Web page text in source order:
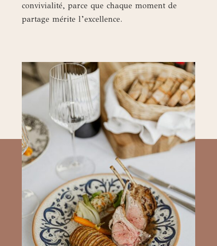
convivialité, parce que chaque moment de
partage mérite l’excellence.